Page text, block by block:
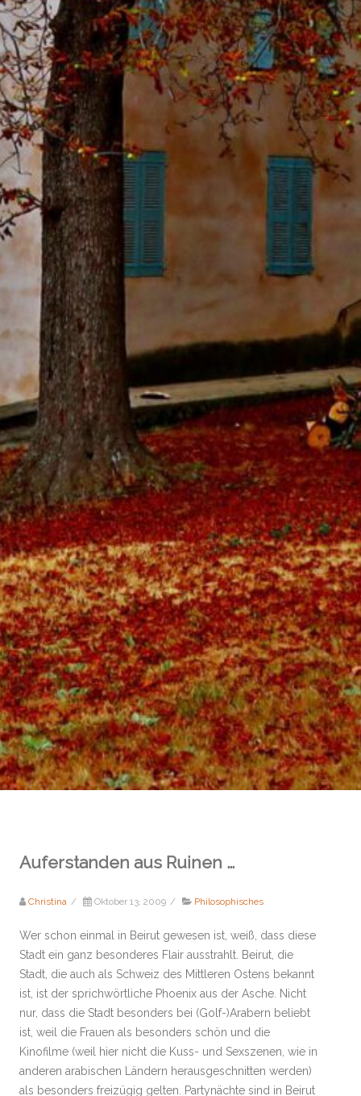
Auferstanden aus Ruinen …
Christina / Oktober 13, 2009 / Philosophisches
Wer schon einmal in Beirut gewesen ist, weiß, dass diese
Stadt ein ganz besonderes Flair ausstrahlt. Beirut, die
Stadt, die auch als Schweiz des Mittleren Ostens bekannt
ist, ist der sprichwörtliche Phoenix aus der Asche. Nicht
nur, dass die Stadt besonders bei (Golf-)Arabern beliebt
ist, weil die Frauen als besonders schön und die
Kinofilme (weil hier nicht die Kuss- und Sexszenen, wie in
anderen arabischen Ländern herausgeschnitten werden)
als besonders freizügig gelten. Partynächte sind in Beirut